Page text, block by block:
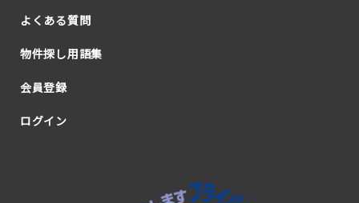
よくある質問
物件探し用語集
会員登録
ログイン